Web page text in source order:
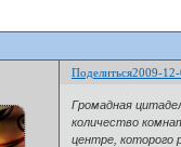
Поделиться2009-
Громадная
количество
центре, которого